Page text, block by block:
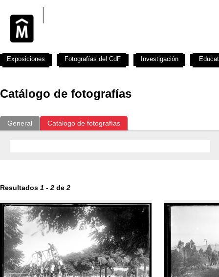
Catálogo de fotografías
General Catálogo de fotografías
Resultados 1 - 2 de 2
Exposiciones Fotografías del CdF Investigación